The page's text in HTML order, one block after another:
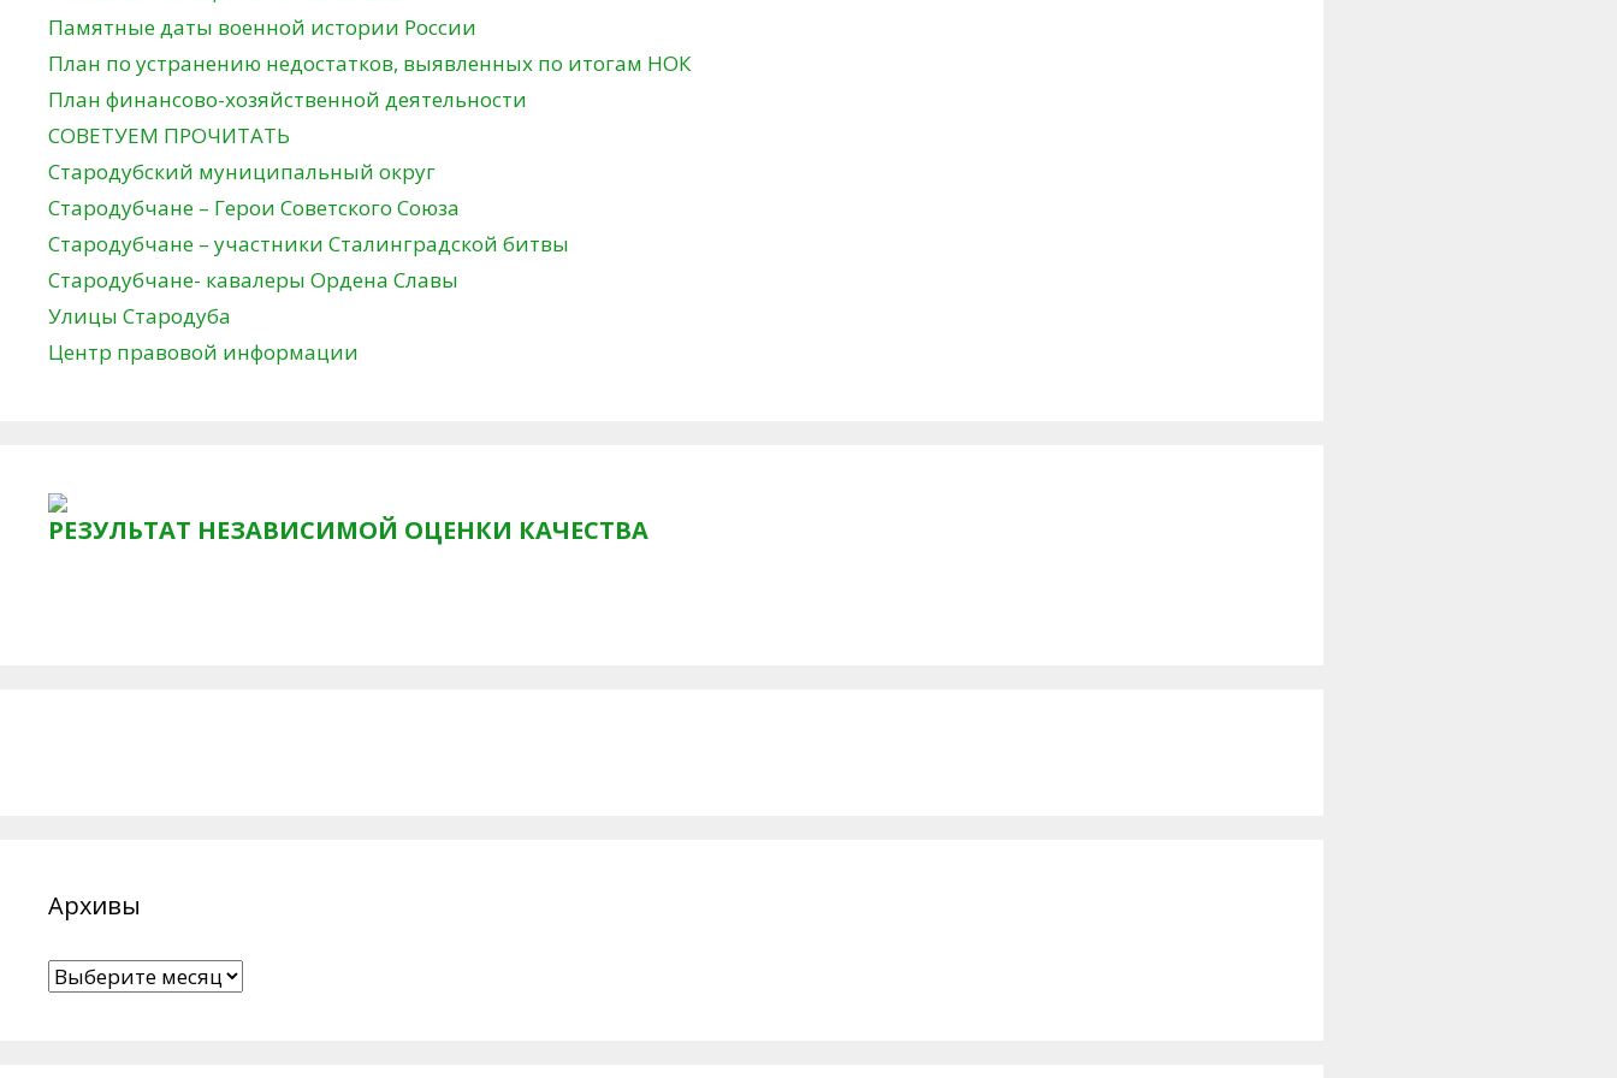
Памятные даты военной истории России
План по устранению недостатков, выявленных по итогам НОК
План финансово-хозяйственной деятельности
СОВЕТУЕМ ПРОЧИТАТЬ
Стародубский муниципальный округ
Стародубчане – Герои Советского Союза
Стародубчане – участники Сталинградской битвы
Стародубчане- кавалеры Ордена Славы
Улицы Стародуба
Центр правовой информации
РЕЗУЛЬТАТ НЕЗАВИСИМОЙ ОЦЕНКИ КАЧЕСТВА
Архивы
Архивы